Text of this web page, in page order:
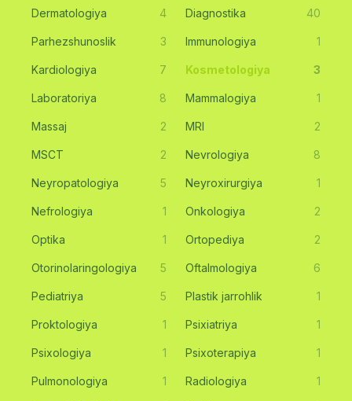
Dermatologiya 4 Diagnostika 40
Parhezshunoslik 3 Immunologiya 1
Kardiologiya 7 Kosmetologiya 3
Laboratoriya 8 Mammalogiya 1
Massaj 2 MRI 2
MSCT 2 Nevrologiya 8
Neyropatologiya 5 Neyroxirurgiya 1
Nefrologiya 1 Onkologiya 2
Optika 1 Ortopediya 2
Otorinolaringologiya 5 Oftalmologiya 6
Pediatriya 5 Plastik jarrohlik 1
Proktologiya 1 Psixiatriya 1
Psixologiya 1 Psixoterapiya 1
Pulmonologiya 1 Radiologiya 1